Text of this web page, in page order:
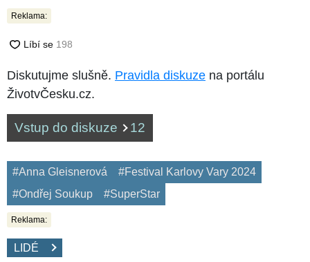
Reklama:
Diskutujme slušně. Pravidla diskuze na portálu
ŽivotvČesku.cz.
Vstup do diskuze 12
#Anna Gleisnerová
#Festival Karlovy Vary 2024
#Ondřej Soukup
#SuperStar
Reklama:
LIDÉ